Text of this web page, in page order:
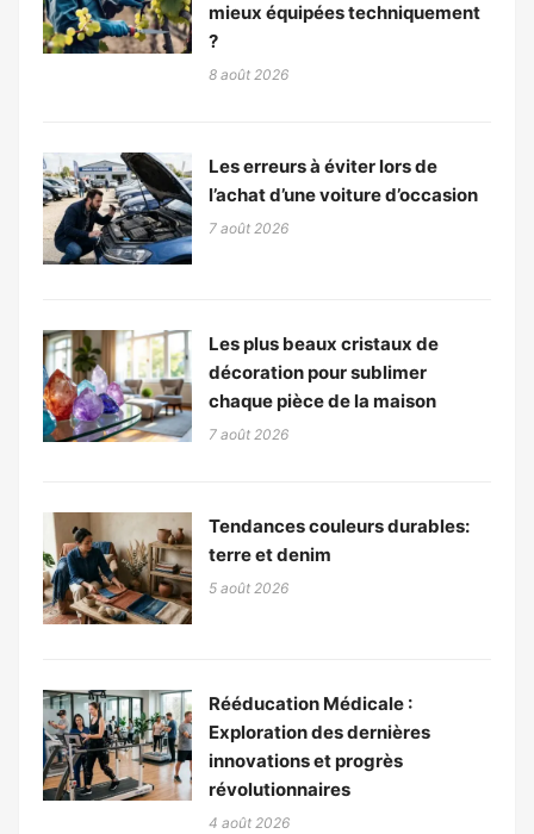
mieux équipées techniquement
?
8 août 2026
Les erreurs à éviter lors de
l’achat d’une voiture d’occasion
7 août 2026
Les plus beaux cristaux de
décoration pour sublimer
chaque pièce de la maison
7 août 2026
Tendances couleurs durables:
terre et denim
5 août 2026
Rééducation Médicale :
Exploration des dernières
innovations et progrès
révolutionnaires
4 août 2026